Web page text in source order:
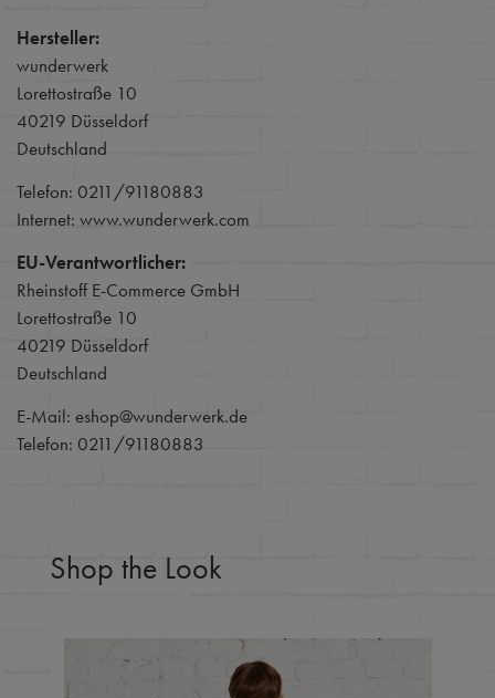
Hersteller:
wunderwerk
Lorettostraße 10
40219 Düsseldorf
Deutschland
Telefon: 0211/91180883
Internet: www.wunderwerk.com
EU-Verantwortlicher:
Rheinstoff E-Commerce GmbH
Lorettostraße 10
40219 Düsseldorf
Deutschland
E-Mail: eshop@wunderwerk.de
Telefon: 0211/91180883
Shop the Look